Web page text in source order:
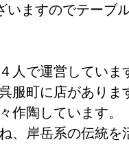
ますのでテーブ
人で運営していま
服町に店がありま
作陶しています。
、岸岳系の伝統を